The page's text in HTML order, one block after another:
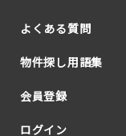
よくある質問
物件探し用語集
会員登録
ログイン